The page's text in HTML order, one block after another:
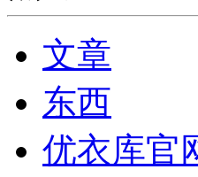
文章
东西
优衣库官